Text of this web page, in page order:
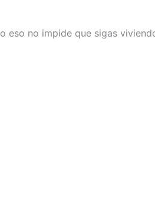
eso no impide que sigas